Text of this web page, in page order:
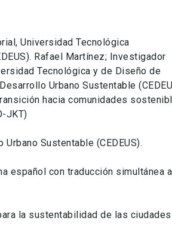
Universidad Tecnológica
Rafael Martínez; Investigador
Tecnológica y de Diseño de
Urbano Sustentable
hacia comunidades
JKT)
Sustentable (CEDEUS).
español con traducción simultánea
la sustentabilidad de las ciudades